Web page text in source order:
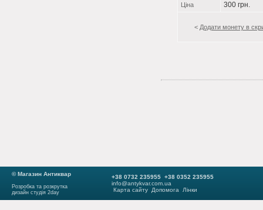
Ціна 300 грн.
< Додати монету в
© Магазин Антиквар
Розробка та розкрутка
дизайн студія 2day
+38 0732 235955 +38 0352 235955
info@antykvar.com.ua
Карта сайту
Допомога Лінки